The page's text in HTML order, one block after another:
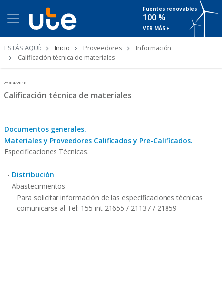
Fuentes renovables
100 %
VER MÁS +
ESTÁS AQUÍ: Inicio Proveedores
Información
Calificación técnica de materiales
25/04/2018
Calificación técnica de materiales
Documentos generales.
Materiales y Proveedores Calificados y Pre-Calificados.
Especificaciones Técnicas.
- Distribución
- Abastecimientos
Para solicitar información de las especificaciones técnicas
comunicarse al Tel: 155 int 21655 / 21137 / 21859